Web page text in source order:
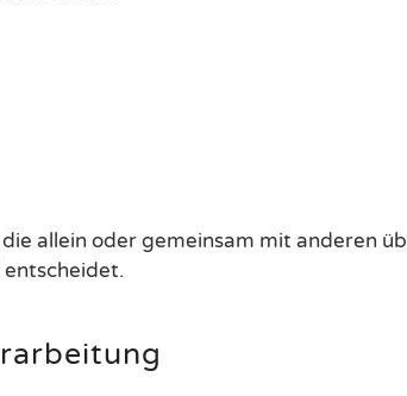
allein oder gemeinsam mit anderen
entscheidet.